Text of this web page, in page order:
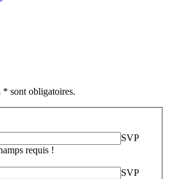
* sont obligatoires.
SVP
requis !
SVP